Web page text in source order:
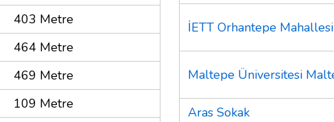
403 Metre
464 Metre
469 Metre
109 Metre
İETT Orhantepe
Maltepe Üniversitesi
Aras Sokak